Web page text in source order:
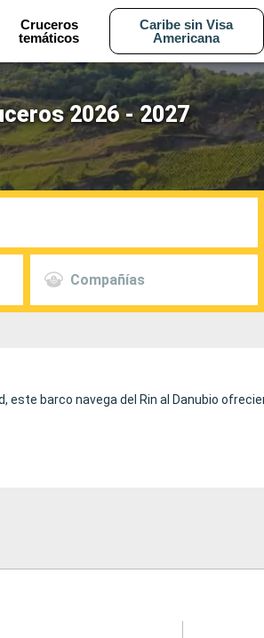
Cruceros
temáticos
Caribe sin Visa
Americana
2026 - 2027
Compañías
este barco navega del Rin al Danubio